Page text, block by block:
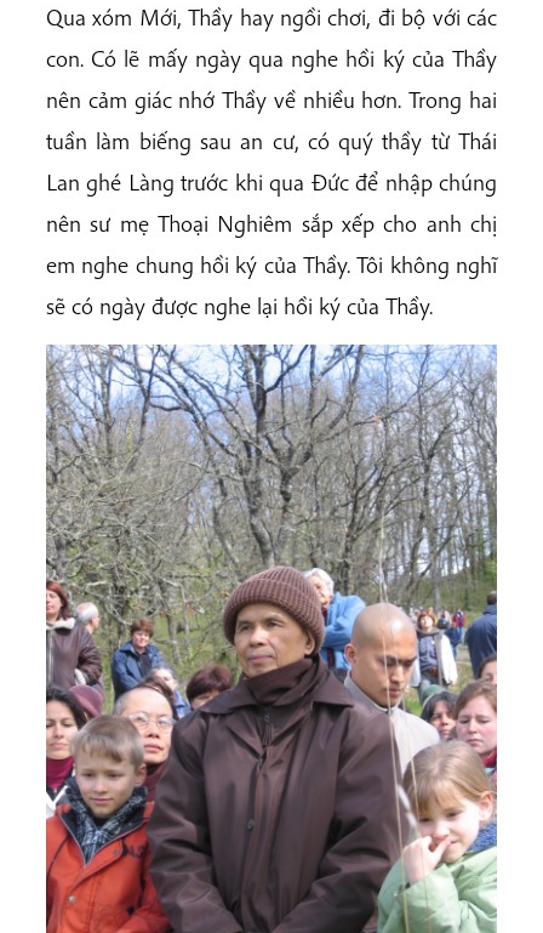
Qua xóm Mới, Thầy hay ngồi chơi, đi bộ với các
con. Có lẽ mấy ngày qua nghe hồi ký của Thầy
nên cảm giác nhớ Thầy về nhiều hơn. Trong hai
tuần làm biếng sau an cư, có quý thầy từ Thái
Lan ghé Làng trước khi qua Đức để nhập chúng
nên sư mẹ Thoại Nghiêm sắp xếp cho anh chị
em nghe chung hồi ký của Thầy. Tôi không nghĩ
sẽ có ngày được nghe lại hồi ký của Thầy.